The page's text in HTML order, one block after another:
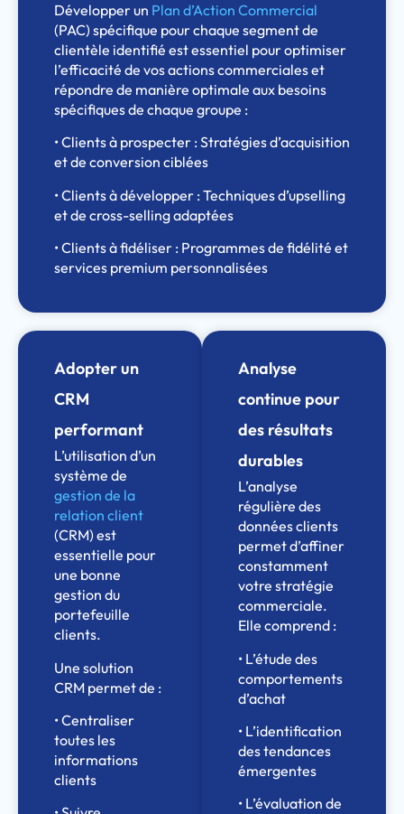
Développer un Plan d’Action Commercial
(PAC) spécifique pour chaque segment de
clientèle identifié est essentiel pour optimiser
l’efficacité de vos actions commerciales et
répondre de manière optimale aux besoins
spécifiques de chaque groupe :
• Clients à prospecter : Stratégies d’acquisition
et de conversion ciblées
• Clients à développer : Techniques d’upselling
et de cross-selling adaptées
• Clients à fidéliser : Programmes de fidélité et
services premium personnalisées
Adopter un
CRM
performant
L’utilisation d’un
système de
gestion de la
relation client
(CRM) est
essentielle pour
une bonne
gestion du
portefeuille
clients.
Une solution
CRM permet de :
• Centraliser
toutes les
informations
clients
Analyse
continue pour
des résultats
durables
L’analyse
régulière des
données clients
permet d’affiner
constamment
votre stratégie
commerciale.
Elle comprend :
• L’étude des
comportements
d’achat
• L’identification
des tendances
émergentes
• L’évaluation de